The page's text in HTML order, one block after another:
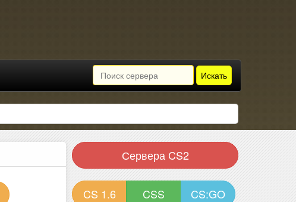
Искать
Сервера CS2
CS 1.6 CSS CS:GO